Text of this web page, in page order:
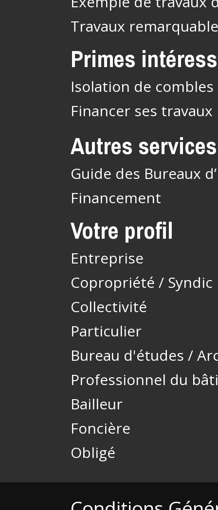
Travaux
Primes
Isolation de
Financer ses travaux
Autres services
Guide des Bureaux
Financement
Votre profil
Entreprise
Copropriété / Syndic
Collectivité
Particulier
Bureau d'études /
Professionnel du
Bailleur
Foncière
Obligé